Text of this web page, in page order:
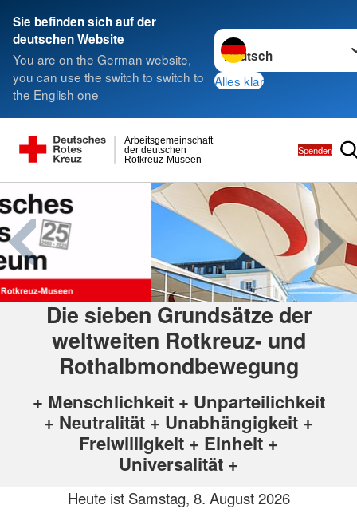
Sie befinden sich auf der
deutschen Website
You are on the German website,
you can use the switch to switch to
the English one
Sprache wechseln zu
Alles klar
Rotkreuz-Museen
der deutschen
Arbeitsgemeinschaft
Spenden
Die sieben Grundsätze der
weltweiten Rotkreuz- und
Rothalbmondbewegung
+ Menschlichkeit + Unparteilichkeit
+ Neutralität + Unabhängigkeit +
Freiwilligkeit + Einheit +
Universalität +
Heute ist Samstag, 8. August 2026